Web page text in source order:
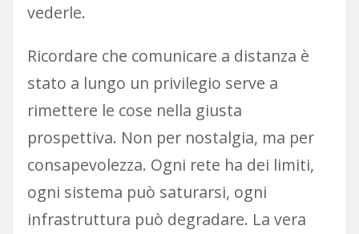
vederle.
Ricordare che comunicare a distanza è
stato a lungo un privilegio serve a
rimettere le cose nella giusta
prospettiva. Non per nostalgia, ma per
consapevolezza. Ogni rete ha dei limiti,
ogni sistema può saturarsi, ogni
infrastruttura può degradare. La vera